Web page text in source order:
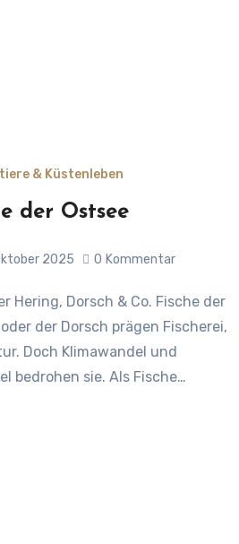
& Küstenleben
der Ostsee
2025 0 Kommentar
der Dorsch prägen Fischerei,
Doch Klimawandel und
bedrohen sie. Als Fische…